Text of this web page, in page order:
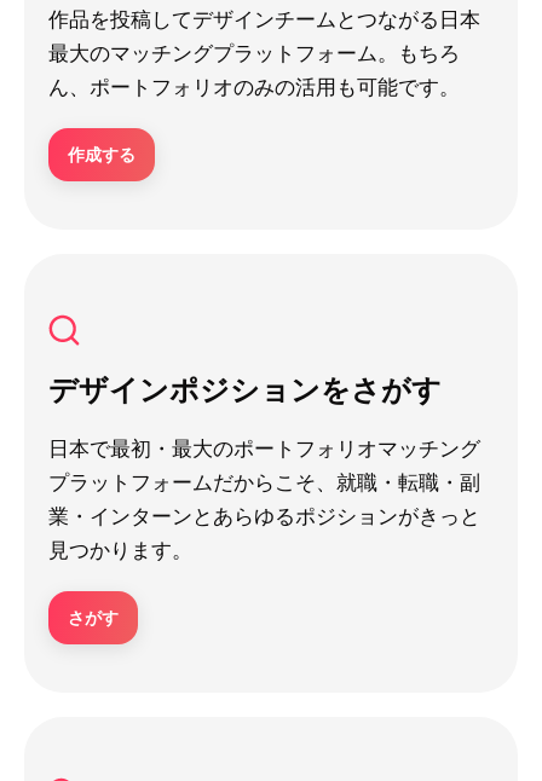
作品を投稿してデザインチームとつながる日本
最大のマッチングプラットフォーム。もちろ
ん、ポートフォリオのみの活用も可能です。
作成する
デザインポジションをさがす
日本で最初・最大のポートフォリオマッチング
プラットフォームだからこそ、就職・転職・副
業・インターンとあらゆるポジションがきっと
見つかります。
さがす